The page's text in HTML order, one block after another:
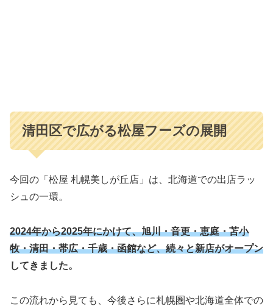
清田区で広がる松屋フーズの展開
今回の「松屋 札幌美しが丘店」は、北海道での出店ラッ
シュの一環。
2024年から2025年にかけて、旭川・音更・恵庭・苫小
牧・清田・帯広・千歳・函館など、続々と新店がオープン
してきました。
この流れから見ても、今後さらに札幌圏や北海道全体での